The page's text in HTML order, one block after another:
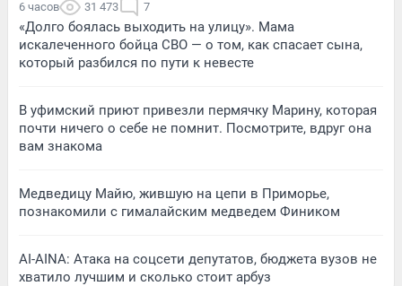
6 часов 31 473 7
«Долго боялась выходить на улицу». Мама
искалеченного бойца СВО — о том, как спасает сына,
который разбился по пути к невесте
В уфимский приют привезли пермячку Марину, которая
почти ничего о себе не помнит. Посмотрите, вдруг она
вам знакома
Медведицу Майю, жившую на цепи в Приморье,
познакомили с гималайским медведем Фиником
AI-AINA: Атака на соцсети депутатов, бюджета вузов не
хватило лучшим и сколько стоит арбуз